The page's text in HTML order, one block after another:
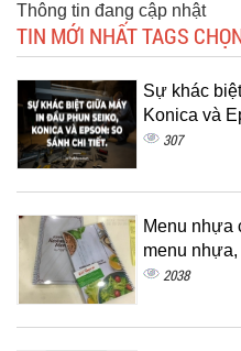
Thông tin đang cập nhật
TIN MỚI NHẤT TAGS
Sự khác
Konica và
307
Menu nhựa
menu
2038